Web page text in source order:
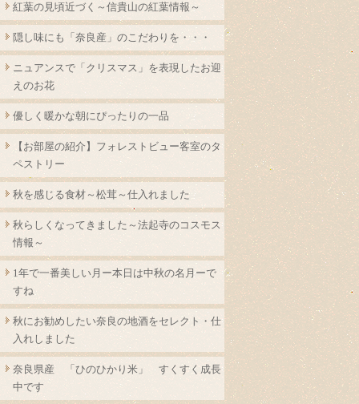
紅葉の見頃近づく～信貴山の紅葉情報～
隠し味にも「奈良産」のこだわりを・・・
ニュアンスで「クリスマス」を表現したお迎
えのお花
優しく暖かな朝にぴったりの一品
【お部屋の紹介】フォレストビュー客室のタ
ペストリー
秋を感じる食材～松茸～仕入れました
秋らしくなってきました～法起寺のコスモス
情報～
1年で一番美しい月ー本日は中秋の名月ーで
すね
秋にお勧めしたい奈良の地酒をセレクト・仕
入れしました
奈良県産 「ひのひかり米」 すくすく成長
中です